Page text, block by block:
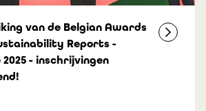
van de Belgian Awards
Reports -
- inschrijvingen